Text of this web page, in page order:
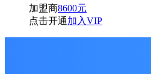
加盟商8600元
点击开通加入VIP